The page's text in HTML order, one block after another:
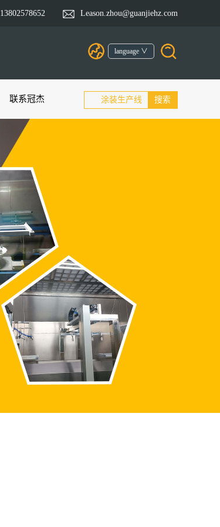
13802578652 Leason.zhou@guanjiehz.com
language ∨
联系冠杰